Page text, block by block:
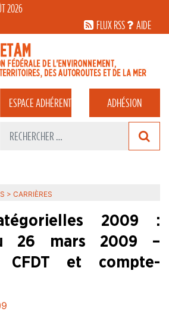
2026
FLUX RSS
AIDE
ESPACEADHÉRENT ADHÉSION
> CARRIÈRES
2009 :
26 mars 2009 –
CFDT et compte-